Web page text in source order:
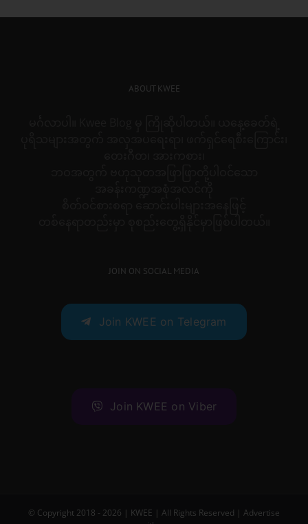
ABOUT KWEE
JOIN ON SOCIAL MEDIA
Join KWEE on Telegram
Join KWEE on Viber
© Copyright 2018 - 2026 | KWEE | All Rights Reserved | Advertise